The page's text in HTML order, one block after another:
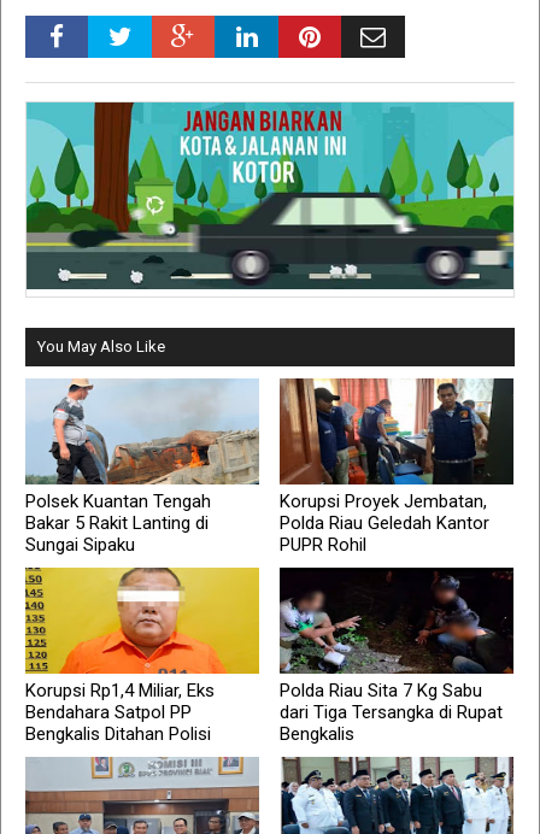
You May Also Like
Polsek Kuantan Tengah
Bakar 5 Rakit Lanting di
Sungai Sipaku
Korupsi Proyek Jembatan,
Polda Riau Geledah Kantor
PUPR Rohil
Korupsi Rp1,4 Miliar, Eks
Bendahara Satpol PP
Bengkalis Ditahan Polisi
Polda Riau Sita 7 Kg Sabu
dari Tiga Tersangka di Rupat
Bengkalis